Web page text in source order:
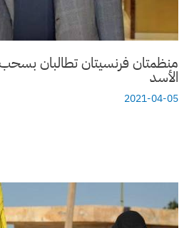
منظمتان فرنسيتان تطالبان
الأسد
2021-04-05